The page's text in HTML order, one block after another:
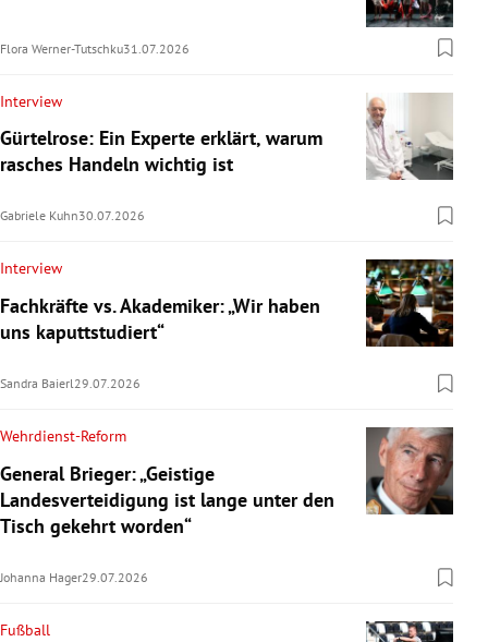
Flora Werner-Tutschku31.07.2026
Interview
Gürtelrose: Ein Experte erklärt, warum
rasches Handeln wichtig ist
Gabriele Kuhn30.07.2026
Interview
Fachkräfte vs. Akademiker: „Wir haben
uns kaputtstudiert“
Sandra Baierl29.07.2026
Wehrdienst-Reform
General Brieger: „Geistige
Landesverteidigung ist lange unter den
Tisch gekehrt worden“
Johanna Hager29.07.2026
Fußball